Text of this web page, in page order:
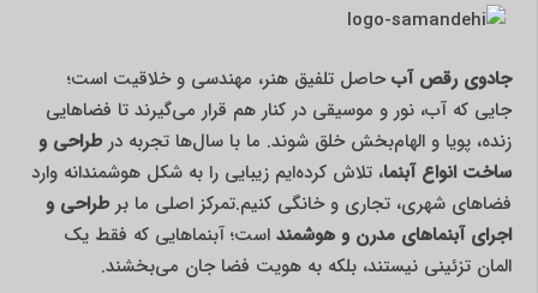
جادوی رقص آبحاصل تلفیق هنر، مهندسی و خلاقیت است؛
جایی که آب، نور و موسیقی در کنار هم قرار می‌گیرند تا فضاهایی
زنده، پویا و الهام‌بخش خلق شوند. ما با سال‌ها تجربه درطراحی و
ساخت انواع آبنما، تلاش کرده‌ایم زیبایی را به شکل هوشمندانه وارد
فضاهای شهری، تجاری و خانگی کنیم.تمرکز اصلی ما برطراحی و
اجرای آبنماهای مدرن و هوشمند است؛ آبنماهایی که فقط یک
المان تزئینی نیستند، بلکه به هویت فضا جان می‌بخشند.